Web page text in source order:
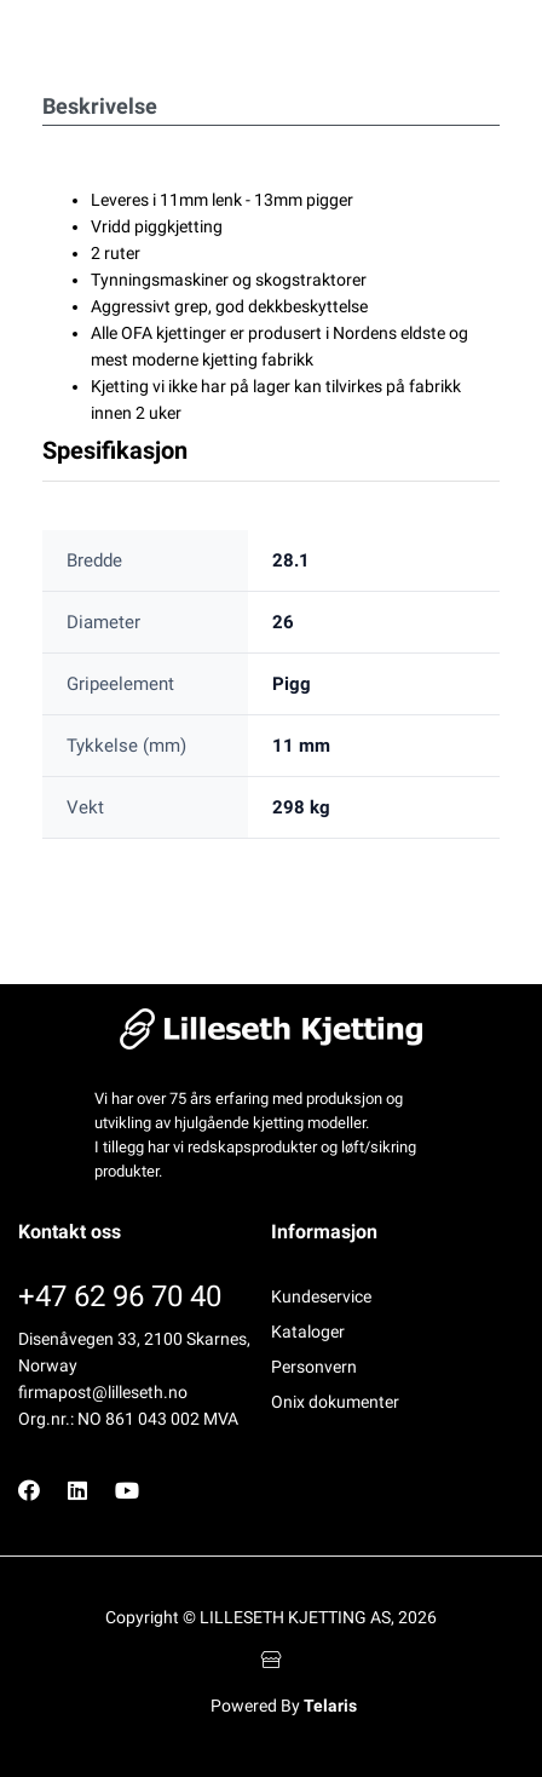
Beskrivelse
Leveres i 11mm lenk - 13mm pigger
Vridd piggkjetting
2 ruter
Tynningsmaskiner og skogstraktorer
Aggressivt grep, god dekkbeskyttelse
Alle OFA kjettinger er produsert i Nordens eldste og
mest moderne kjetting fabrikk
Kjetting vi ikke har på lager kan tilvirkes på fabrikk
innen 2 uker
Spesifikasjon
Bredde 28.1
Diameter 26
Gripeelement Pigg
Tykkelse (mm) 11 mm
Vekt 298 kg
Vi har over 75 års erfaring med produksjon og
utvikling av hjulgående kjetting modeller.
I tillegg har vi redskapsprodukter og løft/sikring
produkter.
Kontakt oss
+47 62 96 70 40
Disenåvegen 33, 2100 Skarnes,
Norway
firmapost@lilleseth.no
Org.nr.: NO 861 043 002 MVA
Informasjon
Kundeservice
Kataloger
Personvern
Onix dokumenter
Copyright © LILLESETH KJETTING AS, 2026
Powered ByTelaris